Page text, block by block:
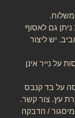
משלוח.
גם לאסוף
יש ליצור
על נייר אינן
על בד קנבס
עץ. צור קשר.
מיסגור / הדבקה